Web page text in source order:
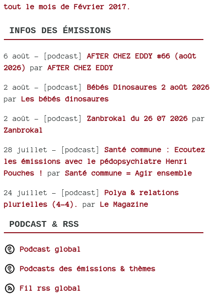
tout le mois de Février 2017.
INFOS DES ÉMISSIONS
6 août - [podcast] AFTER CHEZ EDDY #66 (août
2026)
par AFTER CHEZ EDDY
2 août - [podcast] Bébés Dinosaures 2 août 2026
par Les bébés dinosaures
2 août - [podcast] Zanbrokal du 26 07 2026 par
Zanbrokal
28 juillet - [podcast] Santé commune : Ecoutez
les émissions avec le pédopsychiatre Henri
Pouches !
par Santé commune = Agir ensemble
24 juillet - [podcast] Polya & relations
plurielles (4-4).
par Le Magazine
PODCAST & RSS
Podcast global
Podcasts des émissions & thèmes
Fil rss global